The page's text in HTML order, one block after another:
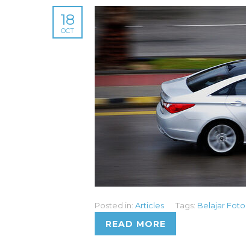
18
OCT
Posted in: Articles Tags: Belajar
READ MORE